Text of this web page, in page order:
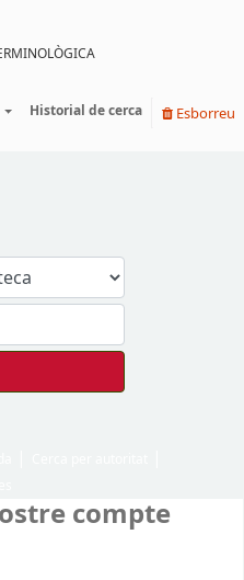
Historial de cerca Esborreu
compte